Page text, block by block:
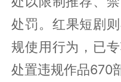
处罚。红果短剧
规使用行为，已
处置违规作品670